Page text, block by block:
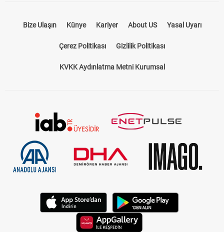
Bize Ulaşın Künye Kariyer About US Yasal Uyarı
Çerez Politikası Gizlilik Politikası
KVKK Aydınlatma Metni Kurumsal